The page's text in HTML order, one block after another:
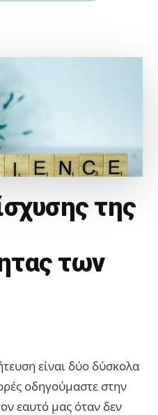
της
των
είναι δύο δύσκολα
οδηγούμαστε στην
εαυτό μας όταν δεν